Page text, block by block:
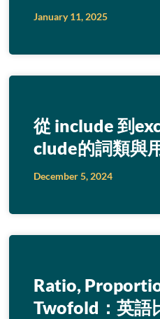
January 11, 2025
從 include 到
clude的詞類與
December 5, 2024
Ratio,
Twofold：英語